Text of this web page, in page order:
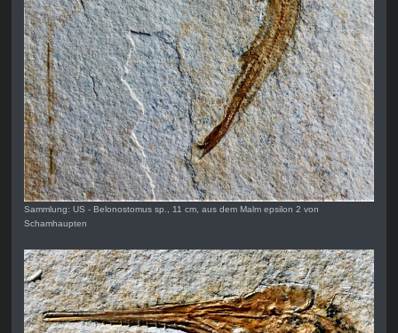
Sammlung: US - Belonostomus sp., 11 cm, aus dem Malm epsilon 2 von
Schamhaupten